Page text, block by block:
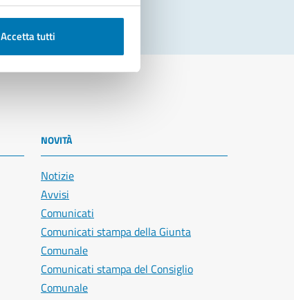
Accetta tutti
NOVITÀ
Notizie
Avvisi
Comunicati
Comunicati stampa della Giunta
Comunale
Comunicati stampa del Consiglio
Comunale